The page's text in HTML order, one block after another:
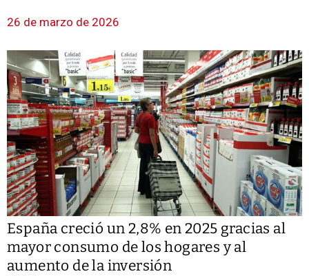
26 de marzo de 2026
España creció un 2,8% en 2025 gracias al
mayor consumo de los hogares y al
aumento de la inversión